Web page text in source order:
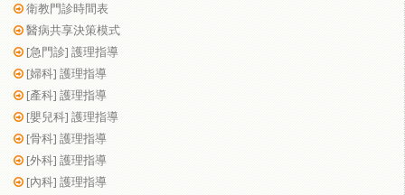
衛教門診時間表
醫病共享決策模式
[急門診] 護理指導
[婦科] 護理指導
[產科] 護理指導
[嬰兒科] 護理指導
[骨科] 護理指導
[外科] 護理指導
[內科] 護理指導